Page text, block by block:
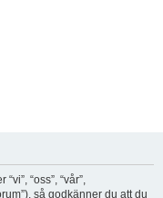
“oss”, “vår”,
så godkänner du att du